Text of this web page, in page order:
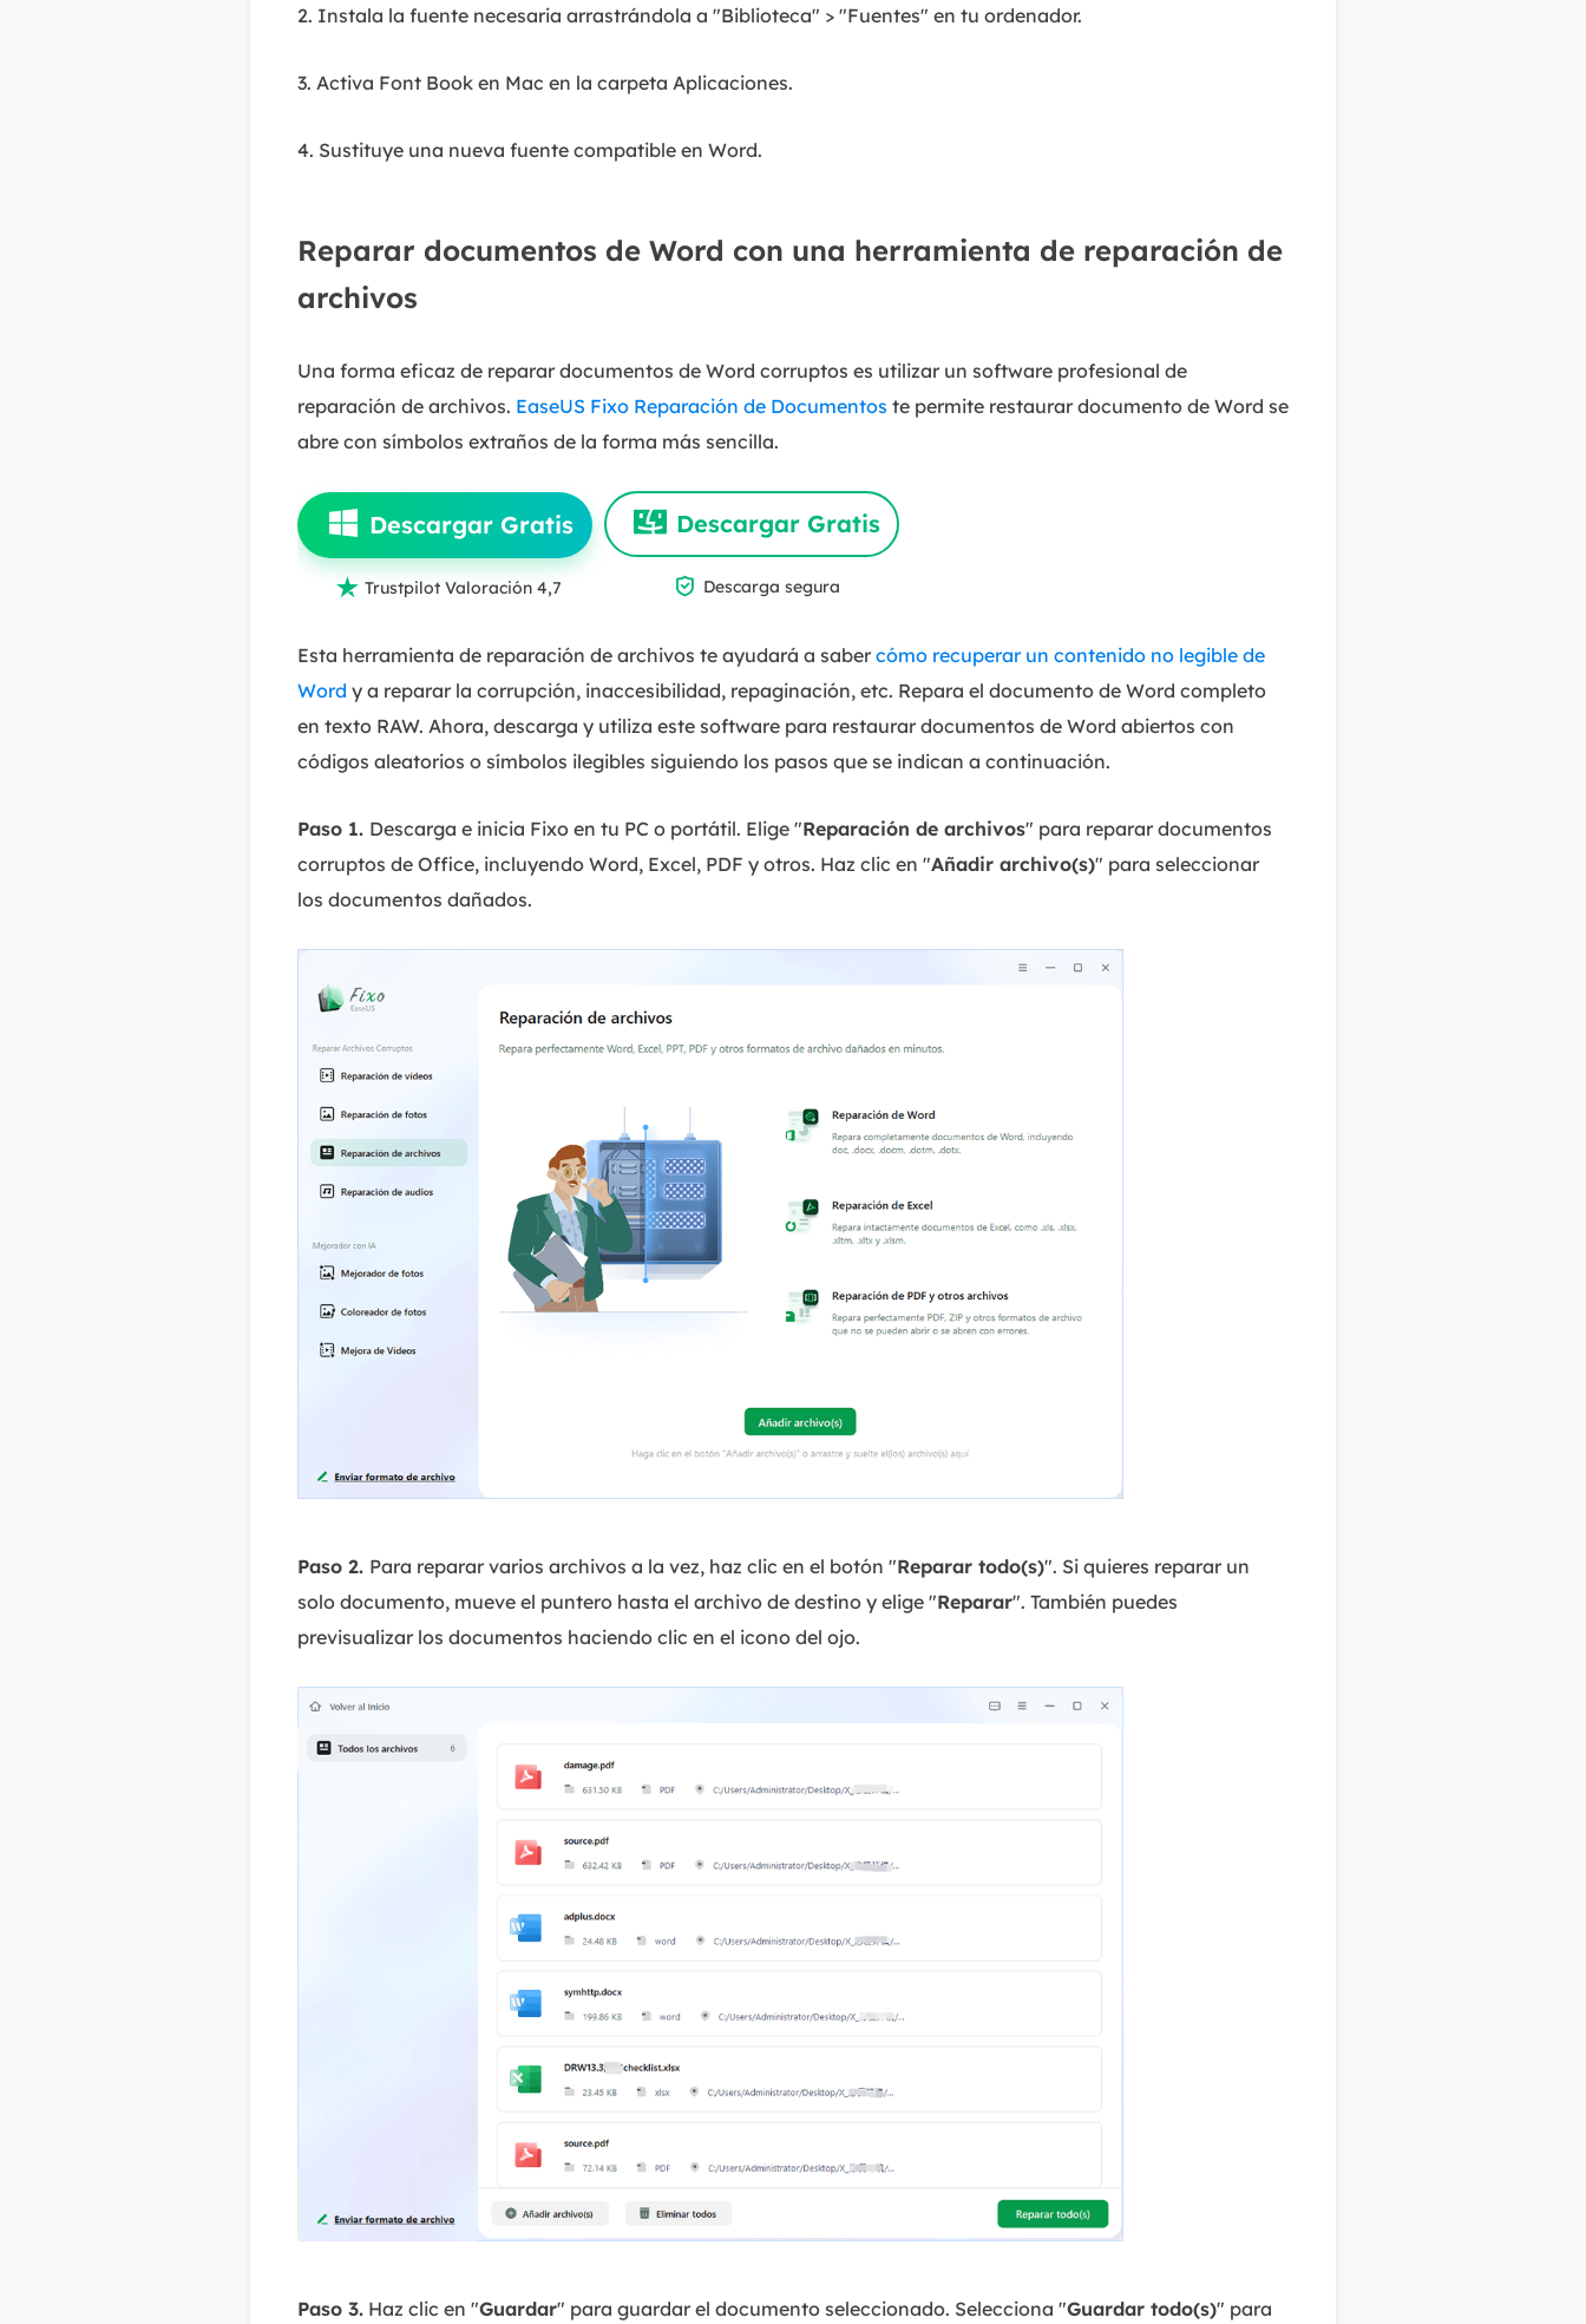
2. Instala la fuente necesaria arrastrándola a "Biblioteca" > "Fuentes" en tu ordenador.
3. Activa Font Book en Mac en la carpeta Aplicaciones.
4. Sustituye una nueva fuente compatible en Word.
Reparar documentos de Word con una herramienta de reparación de
archivos
Una forma eficaz de reparar documentos de Word corruptos es utilizar un software profesional de
reparación de archivos. EaseUS Fixo Reparación de Documentos te permite restaurar documento de Word se
abre con símbolos extraños de la forma más sencilla.
Descargar Gratis
 Trustpilot Valoración 4,7
Descargar Gratis
 Descarga segura
Esta herramienta de reparación de archivos te ayudará a saber cómo recuperar un contenido no legible de
Word y a reparar la corrupción, inaccesibilidad, repaginación, etc. Repara el documento de Word completo
en texto RAW. Ahora, descarga y utiliza este software para restaurar documentos de Word abiertos con
códigos aleatorios o símbolos ilegibles siguiendo los pasos que se indican a continuación.
Paso 1. Descarga e inicia Fixo en tu PC o portátil. Elige "Reparación de archivos" para reparar documentos
corruptos de Office, incluyendo Word, Excel, PDF y otros. Haz clic en "Añadir archivo(s)" para seleccionar
los documentos dañados.
Paso 2. Para reparar varios archivos a la vez, haz clic en el botón "Reparar todo(s)". Si quieres reparar un
solo documento, mueve el puntero hasta el archivo de destino y elige "Reparar". También puedes
previsualizar los documentos haciendo clic en el icono del ojo.
Paso 3. Haz clic en "Guardar" para guardar el documento seleccionado. Selecciona "Guardar todo(s)" para